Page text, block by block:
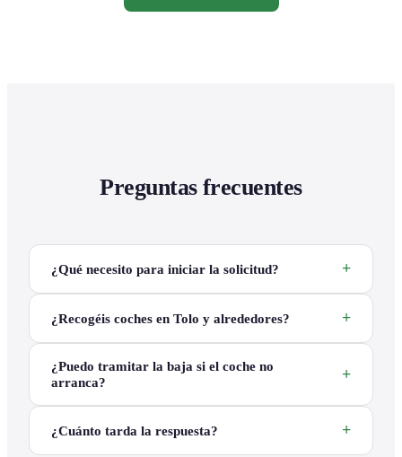
Preguntas frecuentes
¿Qué necesito para iniciar la solicitud?
¿Recogéis coches en Tolo y alrededores?
¿Puedo tramitar la baja si el coche no
arranca?
¿Cuánto tarda la respuesta?